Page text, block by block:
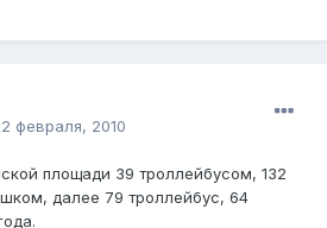
февраля, 2010
площади 39 троллейбусом, 132
далее 79 троллейбус, 64